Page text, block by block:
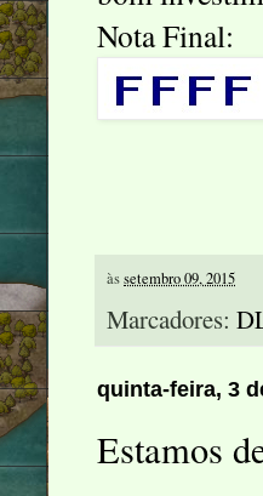
Nota Final:
àssetembro 09, 2015
Marcadores:
quinta-feira, 3
Estamos